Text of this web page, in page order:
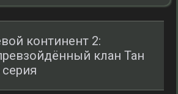
континент 2:
клан Тан
серия